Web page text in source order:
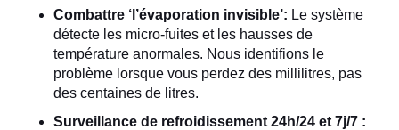
Combattre ‘l’évaporation invisible’: Le système
détecte les micro-fuites et les hausses de
température anormales. Nous identifions le
problème lorsque vous perdez des millilitres, pas
des centaines de litres.
Surveillance de refroidissement 24h/24 et 7j/7 :